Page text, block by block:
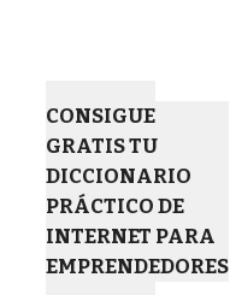
CONSIGUE
GRATIS TU
DICCIONARIO
PRÁCTICO DE
INTERNET PARA
EMPRENDEDORES